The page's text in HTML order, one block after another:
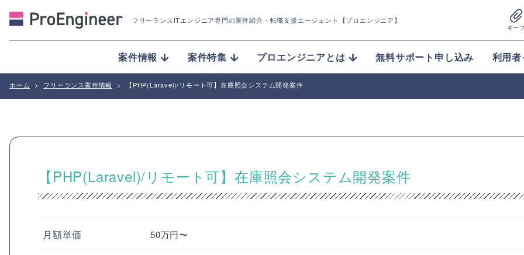
フリーランスITエンジニア専門の案件紹介 ・転職支援エージェント【プロエンジニア】
キー
案件情報 案件特集 プロエンジニアとは 無料サポート申し込み 利用
ホーム > フリーランス案件情報 > 【PHP(Laravel)/リモート可】在庫照会システム開発案件
【PHP(Laravel)/リモート可】在庫照会システム開発案件
月額単価 50万円〜